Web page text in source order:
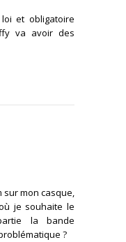
et obligatoire
va avoir des
sur mon casque,
je souhaite le
la bande
?